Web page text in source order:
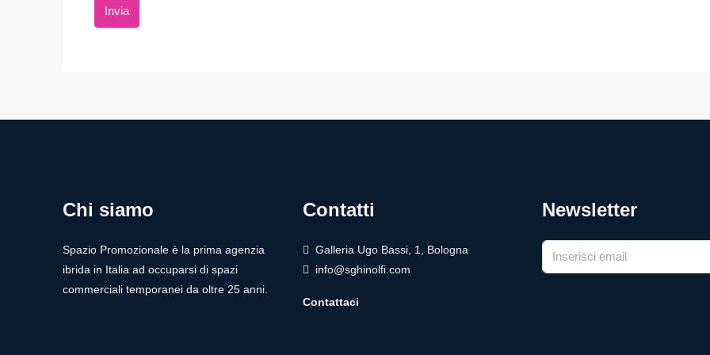
Invia
Chi siamo
Spazio Promozionale è la prima agenzia
ibrida in Italia ad occuparsi di spazi
commerciali temporanei da oltre 25 anni.
Contatti
Galleria Ugo Bassi, 1, Bologna
info@sghinolfi.com
Contattaci
Newsletter